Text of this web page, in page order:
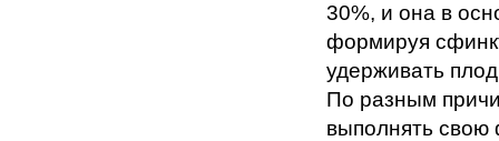
30%, и она в
формируя
удерживать
По разным
выполнять свою